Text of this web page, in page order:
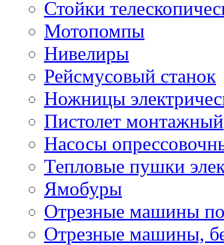
Стойки
Мотопомпы
Нивелиры
Рейсмусовый станок
Ножницы
Пистолет монтажный
Насосы
Тепловые пушки
Ямобуры
Отрезные машины
Отрезные машины,